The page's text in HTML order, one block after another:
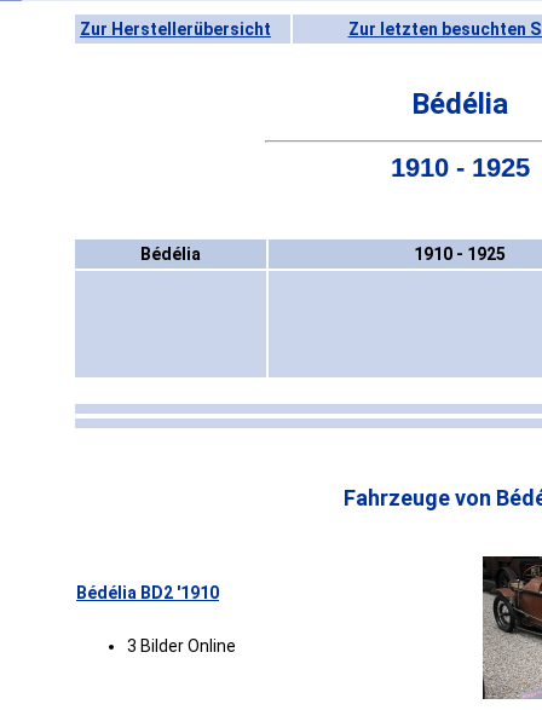
Zur Herstellerübersicht Zur letzten besuchten
Bédélia
1910 - 1925
Bédélia 1910 - 1925
Fahrzeuge von
Bédélia BD2 '1910
3 Bilder Online